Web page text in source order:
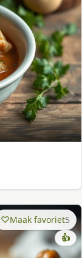
Maak favoriet5
👍